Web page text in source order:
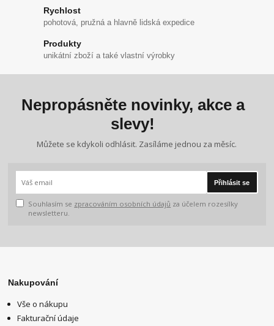
Rychlost
pohotová, pružná a hlavně lidská expedice
Produkty
unikátní zboží a také vlastní výrobky
Nepropásněte novinky, akce a
slevy!
Můžete se kdykoli odhlásit. Zasíláme jednou za měsíc.
Přihlásit se
Souhlasím se zpracováním osobních údajů za účelem rozesílky
newsletteru.
Nakupování
Vše o nákupu
Fakturační údaje